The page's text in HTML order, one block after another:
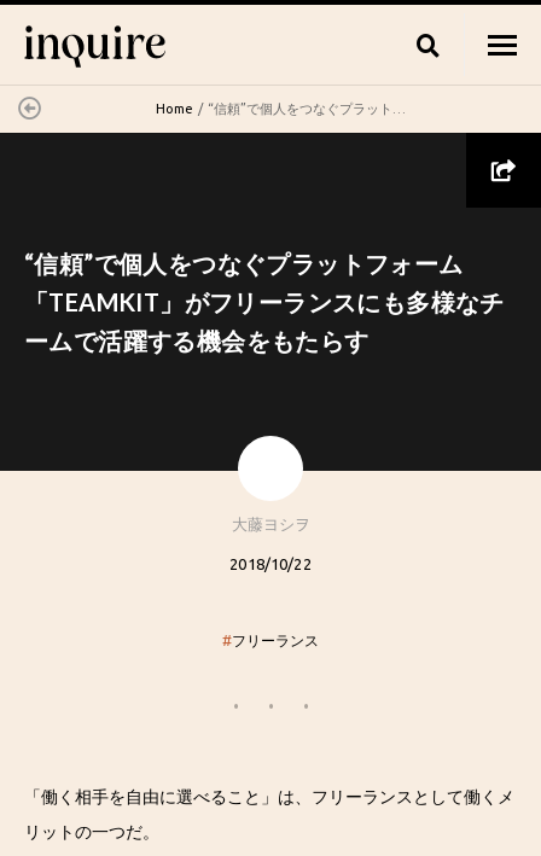
Home “信頼”で個人をつなぐプラットフォーム「TEAMKIT」がフリーランスにも多様なチームで活躍する機会をもたらす
“信頼”で個人をつなぐプラットフォーム
「TEAMKIT」がフリーランスにも多様なチ
ームで活躍する機会をもたらす
大藤ヨシヲ
2018/10/22
#フリーランス
「働く相手を自由に選べること」は、フリーランスとして働くメ
リットの一つだ。